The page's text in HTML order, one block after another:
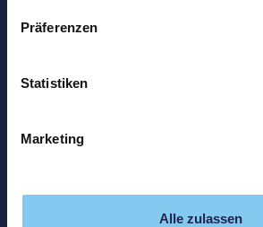
Präferenzen
Statistiken
Marketing
Alle zulassen